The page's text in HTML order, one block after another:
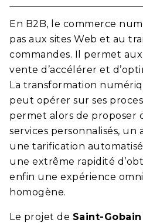
En B2B, le commerce
pas aux sites Web et au
commandes. Il permet
vente d’accélérer et
La transformation
peut opérer sur ses
permet alors de proposer
services personnalisés, un
une tarification
une extrême rapidité
enfin une expérience
homogène.
Le projet de Saint-